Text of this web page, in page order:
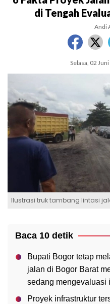
di Tengah
Andi
Selasa, 02
Ilustrasi truk tambang lintasi
Baca 10 detik
Bupati Bogor tetap
jalan di Bogor Barat
sedang mengevaluasi
Proyek infrastruktur